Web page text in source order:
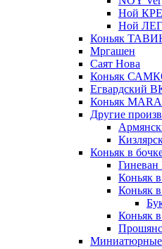
Ной
Ной
Коньяк
Мргашен
Саят Нова
Коньяк
Егвардский
Коньяк
Другие
Коньяк в
Гиневан
Коньяк
Коньяк
Коньяк
Миниатюрные